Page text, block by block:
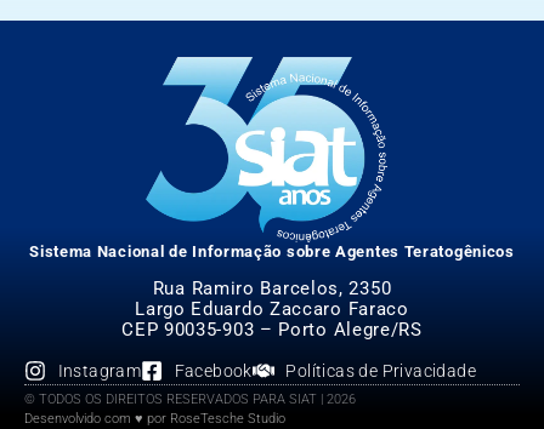
Sistema Nacional de Informação sobre Agentes Teratogênicos
Rua Ramiro Barcelos, 2350
Largo Eduardo Zaccaro Faraco
CEP 90035-903 – Porto Alegre/RS
Instagram Facebook Políticas de Privacidade
© TODOS OS DIREITOS RESERVADOS PARA SIAT | 2026
Desenvolvido com ♥ por RoseTesche Studio